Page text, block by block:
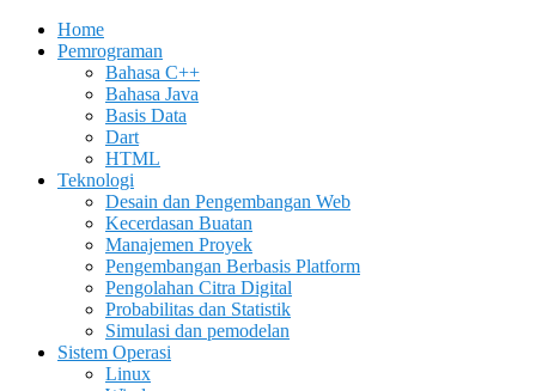
Home
Pemrograman
Bahasa C++
Bahasa Java
Basis Data
Dart
HTML
Teknologi
Desain dan Pengembangan Web
Kecerdasan Buatan
Manajemen Proyek
Pengembangan Berbasis Platform
Pengolahan Citra Digital
Probabilitas dan Statistik
Simulasi dan pemodelan
Sistem Operasi
Linux